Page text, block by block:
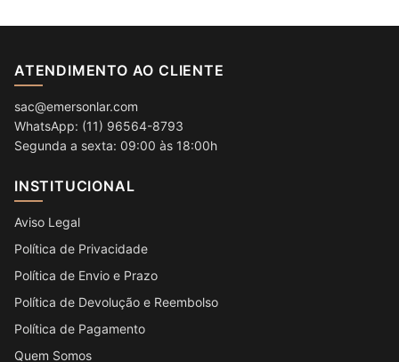
ATENDIMENTO AO CLIENTE
sac@emersonlar.com
WhatsApp: (11) 96564-8793
Segunda a sexta: 09:00 às 18:00h
INSTITUCIONAL
Aviso Legal
Política de Privacidade
Política de Envio e Prazo
Política de Devolução e Reembolso
Política de Pagamento
Quem Somos